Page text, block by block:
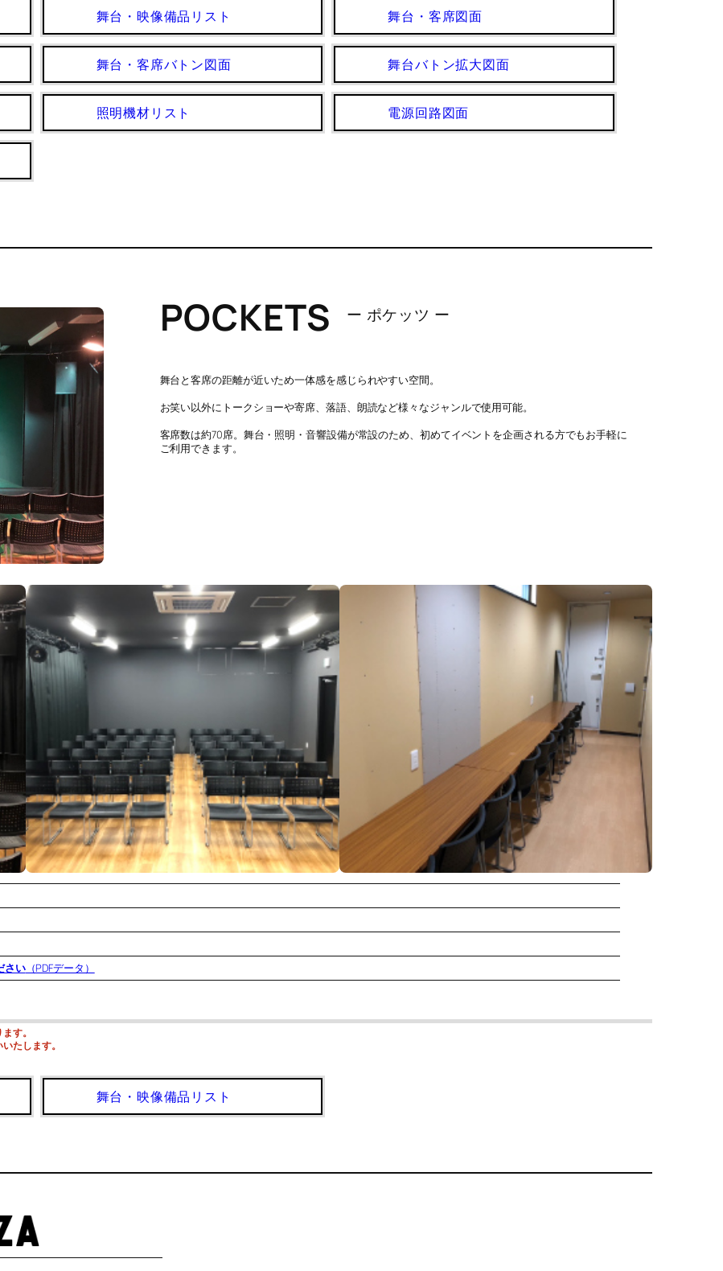
舞台・映像備品リスト 舞台・客席図面
舞台・客席バトン図面 舞台バトン拡大図面
照明機材リスト 電源回路図面
POCKETS ー ポケッツ ー
舞台と客席の距離が近いため一体感を感じられやすい空間。
お笑い以外にトークショーや寄席、落語、朗読など様々なジャンルで使用可能。
客席数は約70席。舞台・照明・音響設備が常設のため、初めてイベントを企画される方でもお手軽に
ご利用できます。
さい（PDFデータ）
す。
たします。
舞台・映像備品リスト